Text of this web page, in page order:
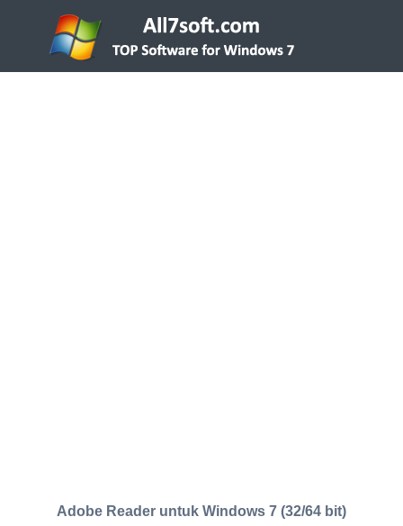
Adobe Reader untuk Windows 7 (32/64 bit)